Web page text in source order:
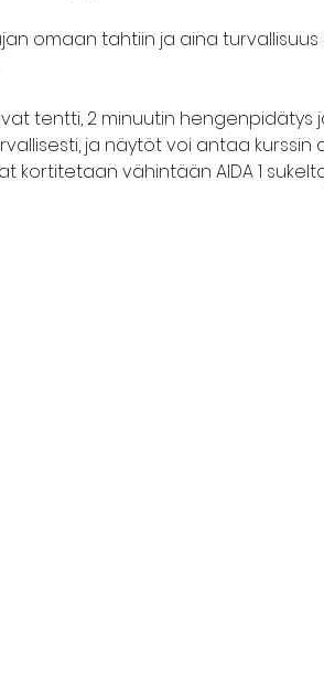
omaan tahtiin ja aina
tentti, 2 minuutin hengenpidätys
ja näytöt voi antaa
kortitetaan vähintään AIDA 1